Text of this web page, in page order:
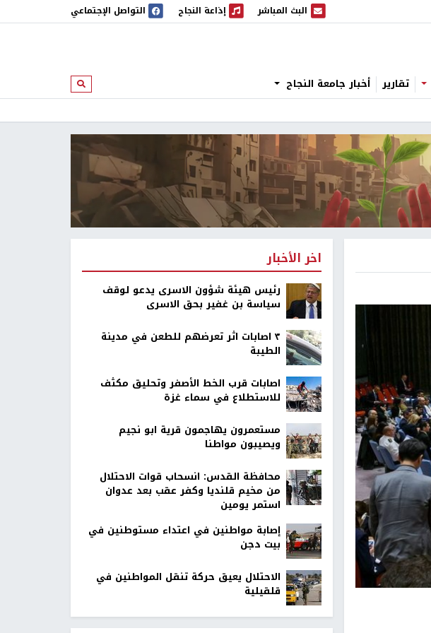
البث المباشر
البث المباشر إذاعة النجاح
إذاعة النجاح التواصل الإجتماعي
تقارير أخبار جامعة النجاح ابحث
اخر الأخبار
رئيس هيئة شؤون الاسرى يدعو لوقف
سياسة بن غفير بحق الاسرى
٣ اصابات اثر تعرضهم للطعن في مدينة
الطيبة
اصابات قرب الخط الأصفر وتحليق مكثف
للاستطلاع في سماء غزة
مستعمرون يهاجمون قرية ابو نجيم
ويصيبون مواطنا
محافظة القدس: انسحاب قوات الاحتلال
من مخيم قلنديا وكفر عقب بعد عدوان
استمر يومين
إصابة مواطنين في اعتداء مستوطنين في
بيت دجن
الاحتلال يعيق حركة تنقل المواطنين في
قلقيلية